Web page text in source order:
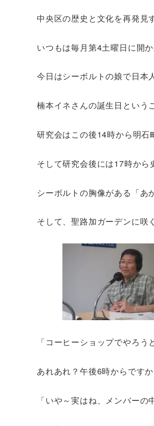
中央区の歴史と文化を再発見
いつもは毎月第4土曜日に開か
今日はシーボルトの娘で日本
楠本イネさんの誕生日という
研究会はこの後14時から明石
そして研究会後には17時か
シーボルトの胸像がある「あ
そして、聖路加ガーデンに咲
「コーヒーショップでやろう
あれあれ？午後6時からです
「いや～実はね、メンバーの